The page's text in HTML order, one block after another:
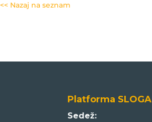
<< Nazaj na seznam
Platforma SLOGA
Sedež: